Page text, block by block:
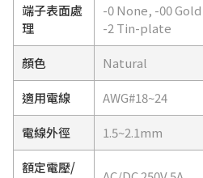
端子表面處
理
-0 None, -00
-2 Tin-plate
顏色 Natural
適用電線 AWG#18~24
電線外徑 1.5~2.1mm
額定電壓/